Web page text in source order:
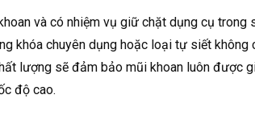
và có nhiệm vụ giữ chặt dụng cụ trong
khóa chuyên dụng hoặc loại tự siết không
lượng sẽ đảm bảo mũi khoan luôn được
độ cao.